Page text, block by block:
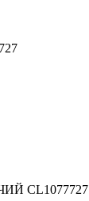
CL1077727